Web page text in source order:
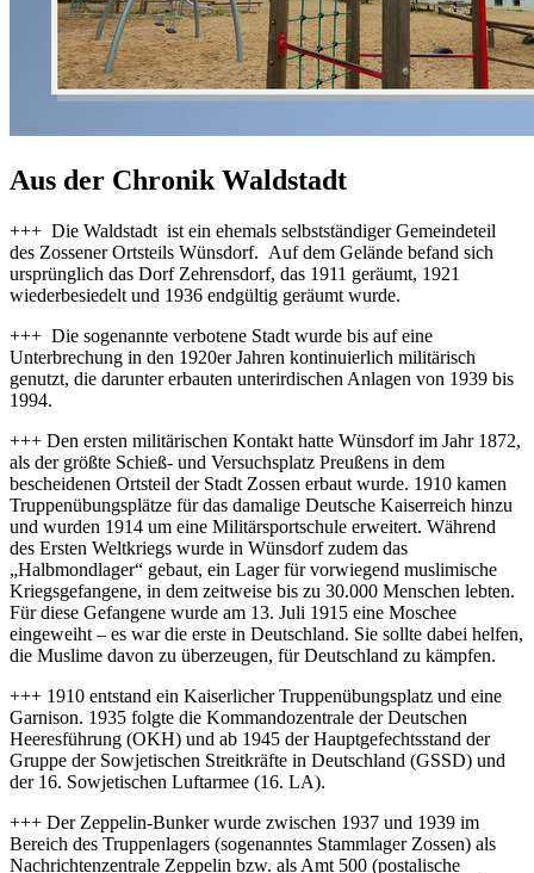
Aus der Chronik Waldstadt
+++ Die Waldstadt ist ein ehemals selbstständiger Gemeindeteil
des Zossener Ortsteils Wünsdorf. Auf dem Gelände befand sich
ursprünglich das Dorf Zehrensdorf, das 1911 geräumt, 1921
wiederbesiedelt und 1936 endgültig geräumt wurde.
+++ Die sogenannte verbotene Stadt wurde bis auf eine
Unterbrechung in den 1920er Jahren kontinuierlich militärisch
genutzt, die darunter erbauten unterirdischen Anlagen von 1939 bis
1994.
+++ Den ersten militärischen Kontakt hatte Wünsdorf im Jahr 1872,
als der größte Schieß- und Versuchsplatz Preußens in dem
bescheidenen Ortsteil der Stadt Zossen erbaut wurde. 1910 kamen
Truppenübungsplätze für das damalige Deutsche Kaiserreich hinzu
und wurden 1914 um eine Militärsportschule erweitert. Während
des Ersten Weltkriegs wurde in Wünsdorf zudem das
„Halbmondlager“ gebaut, ein Lager für vorwiegend muslimische
Kriegsgefangene, in dem zeitweise bis zu 30.000 Menschen lebten.
Für diese Gefangene wurde am 13. Juli 1915 eine Moschee
eingeweiht – es war die erste in Deutschland. Sie sollte dabei helfen,
die Muslime davon zu überzeugen, für Deutschland zu kämpfen.
+++ 1910 entstand ein Kaiserlicher Truppenübungsplatz und eine
Garnison. 1935 folgte die Kommandozentrale der Deutschen
Heeresführung (OKH) und ab 1945 der Hauptgefechtsstand der
Gruppe der Sowjetischen Streitkräfte in Deutschland (GSSD) und
der 16. Sowjetischen Luftarmee (16. LA).
+++ Der Zeppelin-Bunker wurde zwischen 1937 und 1939 im
Bereich des Truppenlagers (sogenanntes Stammlager Zossen) als
Nachrichtenzentrale Zeppelin bzw. als Amt 500 (postalische